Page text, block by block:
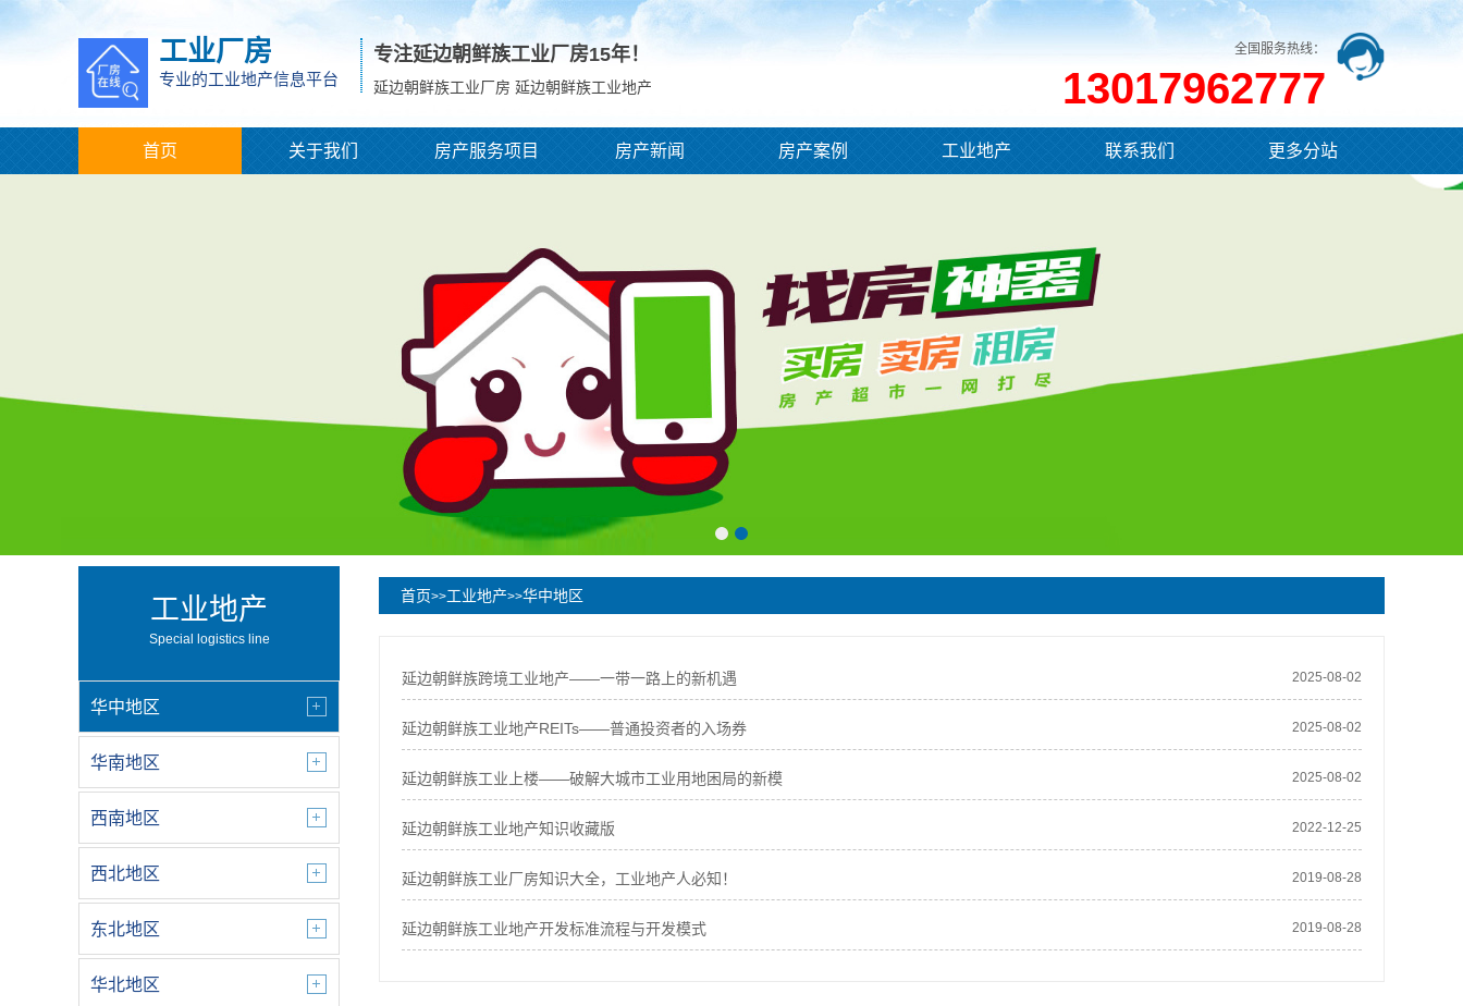
工业厂房
专业的工业地产信息平台
专注延边朝鲜族工业厂房15年！
延边朝鲜族工业厂房 延边朝鲜族工业地产
全国服务热线：
13017962777
首页 关于我们 房产服务项目 房产新闻 房产案例 工业地产 联系我们 更多分站
工业地产
Special logistics line
华中地区
华南地区
西南地区
西北地区
东北地区
华北地区
首页>>工业地产>>华中地区
延边朝鲜族跨境工业地产——一带一路上的新机遇 2025-08-02
延边朝鲜族工业地产REITs——普通投资者的入场券 2025-08-02
延边朝鲜族工业上楼——破解大城市工业用地困局的新模 2025-08-02
延边朝鲜族工业地产知识收藏版 2022-12-25
延边朝鲜族工业厂房知识大全，工业地产人必知！ 2019-08-28
延边朝鲜族工业地产开发标准流程与开发模式 2019-08-28